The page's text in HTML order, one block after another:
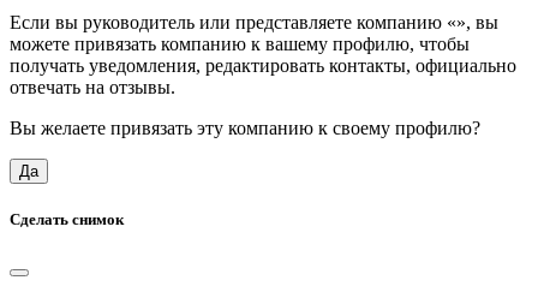
Если вы руководитель или представляете компанию «», вы
можете привязать компанию к вашему профилю, чтобы
получать уведомления, редактировать контакты, официально
отвечать на отзывы.
Вы желаете привязать эту компанию к своему профилю?
Да
Сделать снимок